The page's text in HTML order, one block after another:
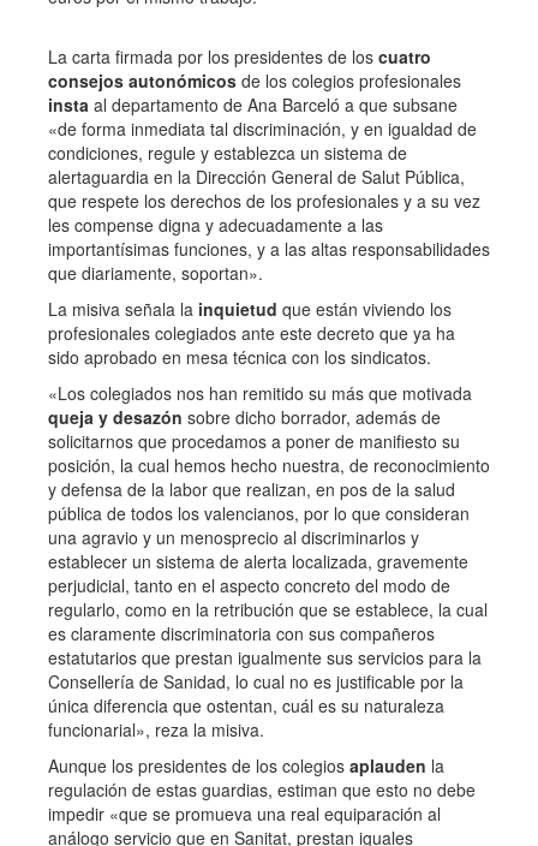
La carta firmada por los presidentes de los cuatro
consejos autonómicos de los colegios profesionales
insta al departamento de Ana Barceló a que subsane
«de forma inmediata tal discriminación, y en igualdad de
condiciones, regule y establezca un sistema de
alertaguardia en la Dirección General de Salut Pública,
que respete los derechos de los profesionales y a su vez
les compense digna y adecuadamente a las
importantísimas funciones, y a las altas responsabilidades
que diariamente, soportan».
La misiva señala la inquietud que están viviendo los
profesionales colegiados ante este decreto que ya ha
sido aprobado en mesa técnica con los sindicatos.
«Los colegiados nos han remitido su más que motivada
queja y desazón sobre dicho borrador, además de
solicitarnos que procedamos a poner de manifiesto su
posición, la cual hemos hecho nuestra, de reconocimiento
y defensa de la labor que realizan, en pos de la salud
pública de todos los valencianos, por lo que consideran
una agravio y un menosprecio al discriminarlos y
establecer un sistema de alerta localizada, gravemente
perjudicial, tanto en el aspecto concreto del modo de
regularlo, como en la retribución que se establece, la cual
es claramente discriminatoria con sus compañeros
estatutarios que prestan igualmente sus servicios para la
Consellería de Sanidad, lo cual no es justificable por la
única diferencia que ostentan, cuál es su naturaleza
funcionarial», reza la misiva.
Aunque los presidentes de los colegios aplauden la
regulación de estas guardias, estiman que esto no debe
impedir «que se promueva una real equiparación al
análogo servicio que en Sanitat, prestan iguales